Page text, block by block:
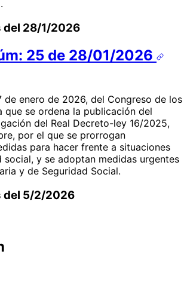
del 28/1/2026
25 de 28/01/2026
de enero de 2026, del Congreso de los
que se ordena la publicación del
del Real Decreto-ley 16/2025,
por el que se prorrogan
para hacer frente a situaciones
social, y se adoptan medidas urgentes
y de Seguridad Social.
del 5/2/2026